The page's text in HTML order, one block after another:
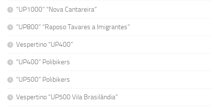
“UP1000” “Nova Cantareira”
“UP800” “Raposo Tavares a Imigrantes”
Vespertino “UP400”
“UP400” Polibikers
“UP500” Polibikers
Vespertino “UP500 Vila Brasilândia”